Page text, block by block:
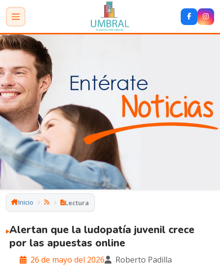
Inicio Lectura
Alertan que la ludopatía juvenil crece
por las apuestas online
26 de mayo del 2026 Roberto Padilla